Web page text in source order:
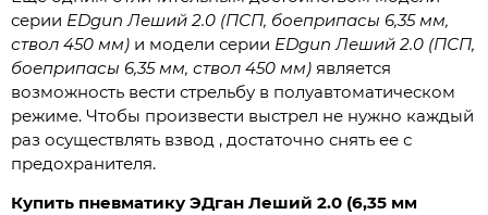
серии EDgun Леший 2.0 (ПСП, боеприпасы 6,35 мм,
ствол 450 мм) и модели серии EDgun Леший 2.0 (ПСП,
боеприпасы 6,35 мм, ствол 450 мм) является
возможность вести стрельбу в полуавтоматическом
режиме. Чтобы произвести выстрел не нужно каждый
раз осуществлять взвод , достаточно снять ее с
предохранителя.
Купить пневматику ЭДган Леший 2.0 (6,35 мм